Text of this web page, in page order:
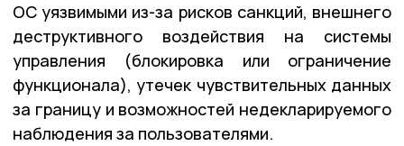
ОС уязвимыми из-за рисков санкций, внешнего
деструктивного воздействия на системы
управления (блокировка или ограничение
функционала), утечек чувствительных данных
за границу и возможностей недекларируемого
наблюдения за пользователями.